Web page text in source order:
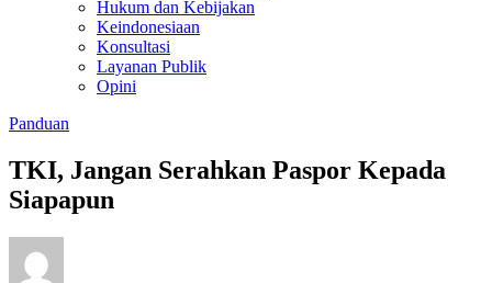
Hukum dan Kebijakan
Keindonesiaan
Konsultasi
Layanan Publik
Opini
Panduan
TKI, Jangan Serahkan Paspor Kepada
Siapapun